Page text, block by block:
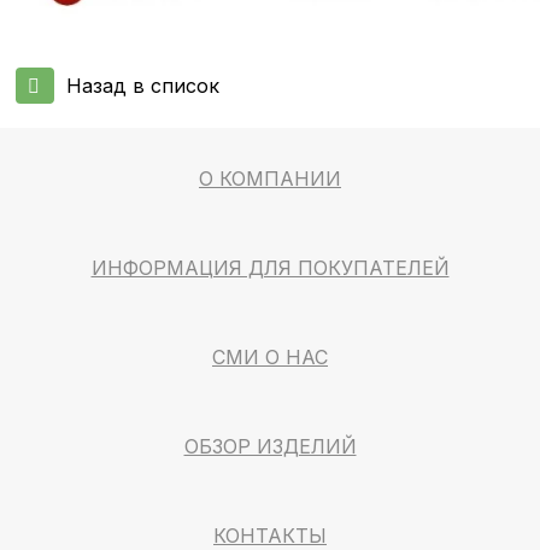
Назад в список
О КОМПАНИИ
ИНФОРМАЦИЯ ДЛЯ ПОКУПАТЕЛЕЙ
СМИ О НАС
ОБЗОР ИЗДЕЛИЙ
КОНТАКТЫ